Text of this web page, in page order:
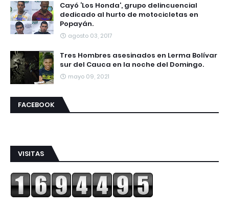
Cayó ‘Los Honda’, grupo delincuencial
dedicado al hurto de motocicletas en
Popayán.
agosto 03, 2017
Tres Hombres asesinados en Lerma Bolívar
sur del Cauca en la noche del Domingo.
mayo 09, 2021
FACEBOOK
VISITAS